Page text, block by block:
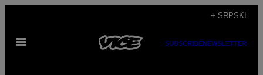
садржај
+ SRPSKI
Otvori
SUBSCRIBENEWSLETTER